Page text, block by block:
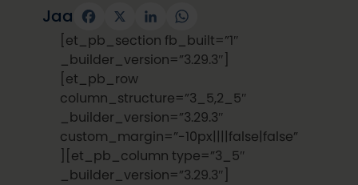
Jaa Facebook
X LinkedInWhatsApp
[et_pb_section fb_built=”1″
_builder_version=”3.29.3″]
[et_pb_row
column_structure=”3_5,2_5″
_builder_version=”3.29.3″
custom_margin=”-10px||||false|false”
][et_pb_column type=”3_5″
_builder_version=”3.29.3″]